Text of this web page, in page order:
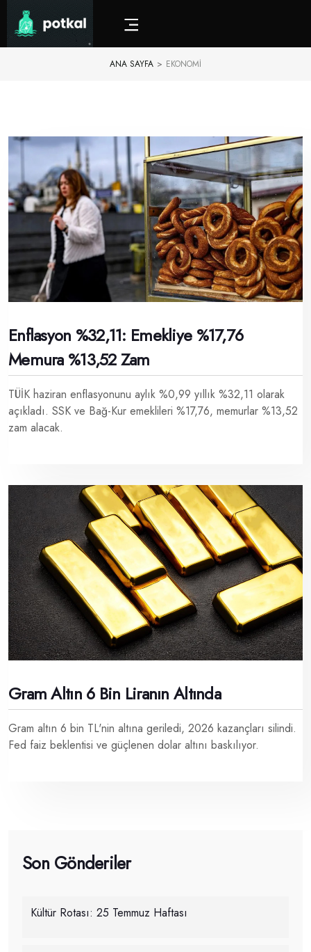
ANA SAYFA > EKONOMI
Enflasyon %32,11: Emekliye %17,76
Memura %13,52 Zam
TÜİK haziran enflasyonunu aylık %0,99 yıllık %32,11 olarak
açıkladı. SSK ve Bağ-Kur emeklileri %17,76, memurlar %13,52
zam alacak.
Gram Altın 6 Bin Liranın Altında
Gram altın 6 bin TL'nin altına geriledi, 2026 kazançları silindi.
Fed faiz beklentisi ve güçlenen dolar altını baskılıyor.
Son Gönderiler
Kültür Rotası: 25 Temmuz Haftası